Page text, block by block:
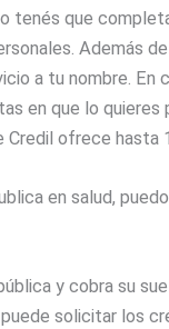
tenés que
Además
a tu nombre. En
en que lo quieres
Credil ofrece hasta
en salud,
y cobra su
puede solicitar los